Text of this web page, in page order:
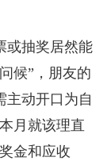
或抽奖居然能
候”，朋友的
主动开口为自
月就该理直
金和应收